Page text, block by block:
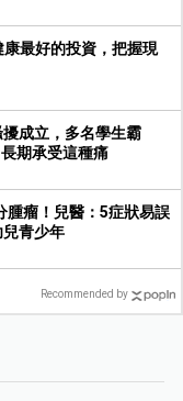
最好的投資，把握現
擾成立，多名學生霸
期承受這種痛
腫瘤！兒醫：5症狀易誤
青少年
Recommended by